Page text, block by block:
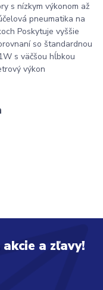
s nízkym výkonom až
pneumatika na
Poskytuje vyššie
so štandardnou
s väčšou hĺbkou
výkon
a zľavy!